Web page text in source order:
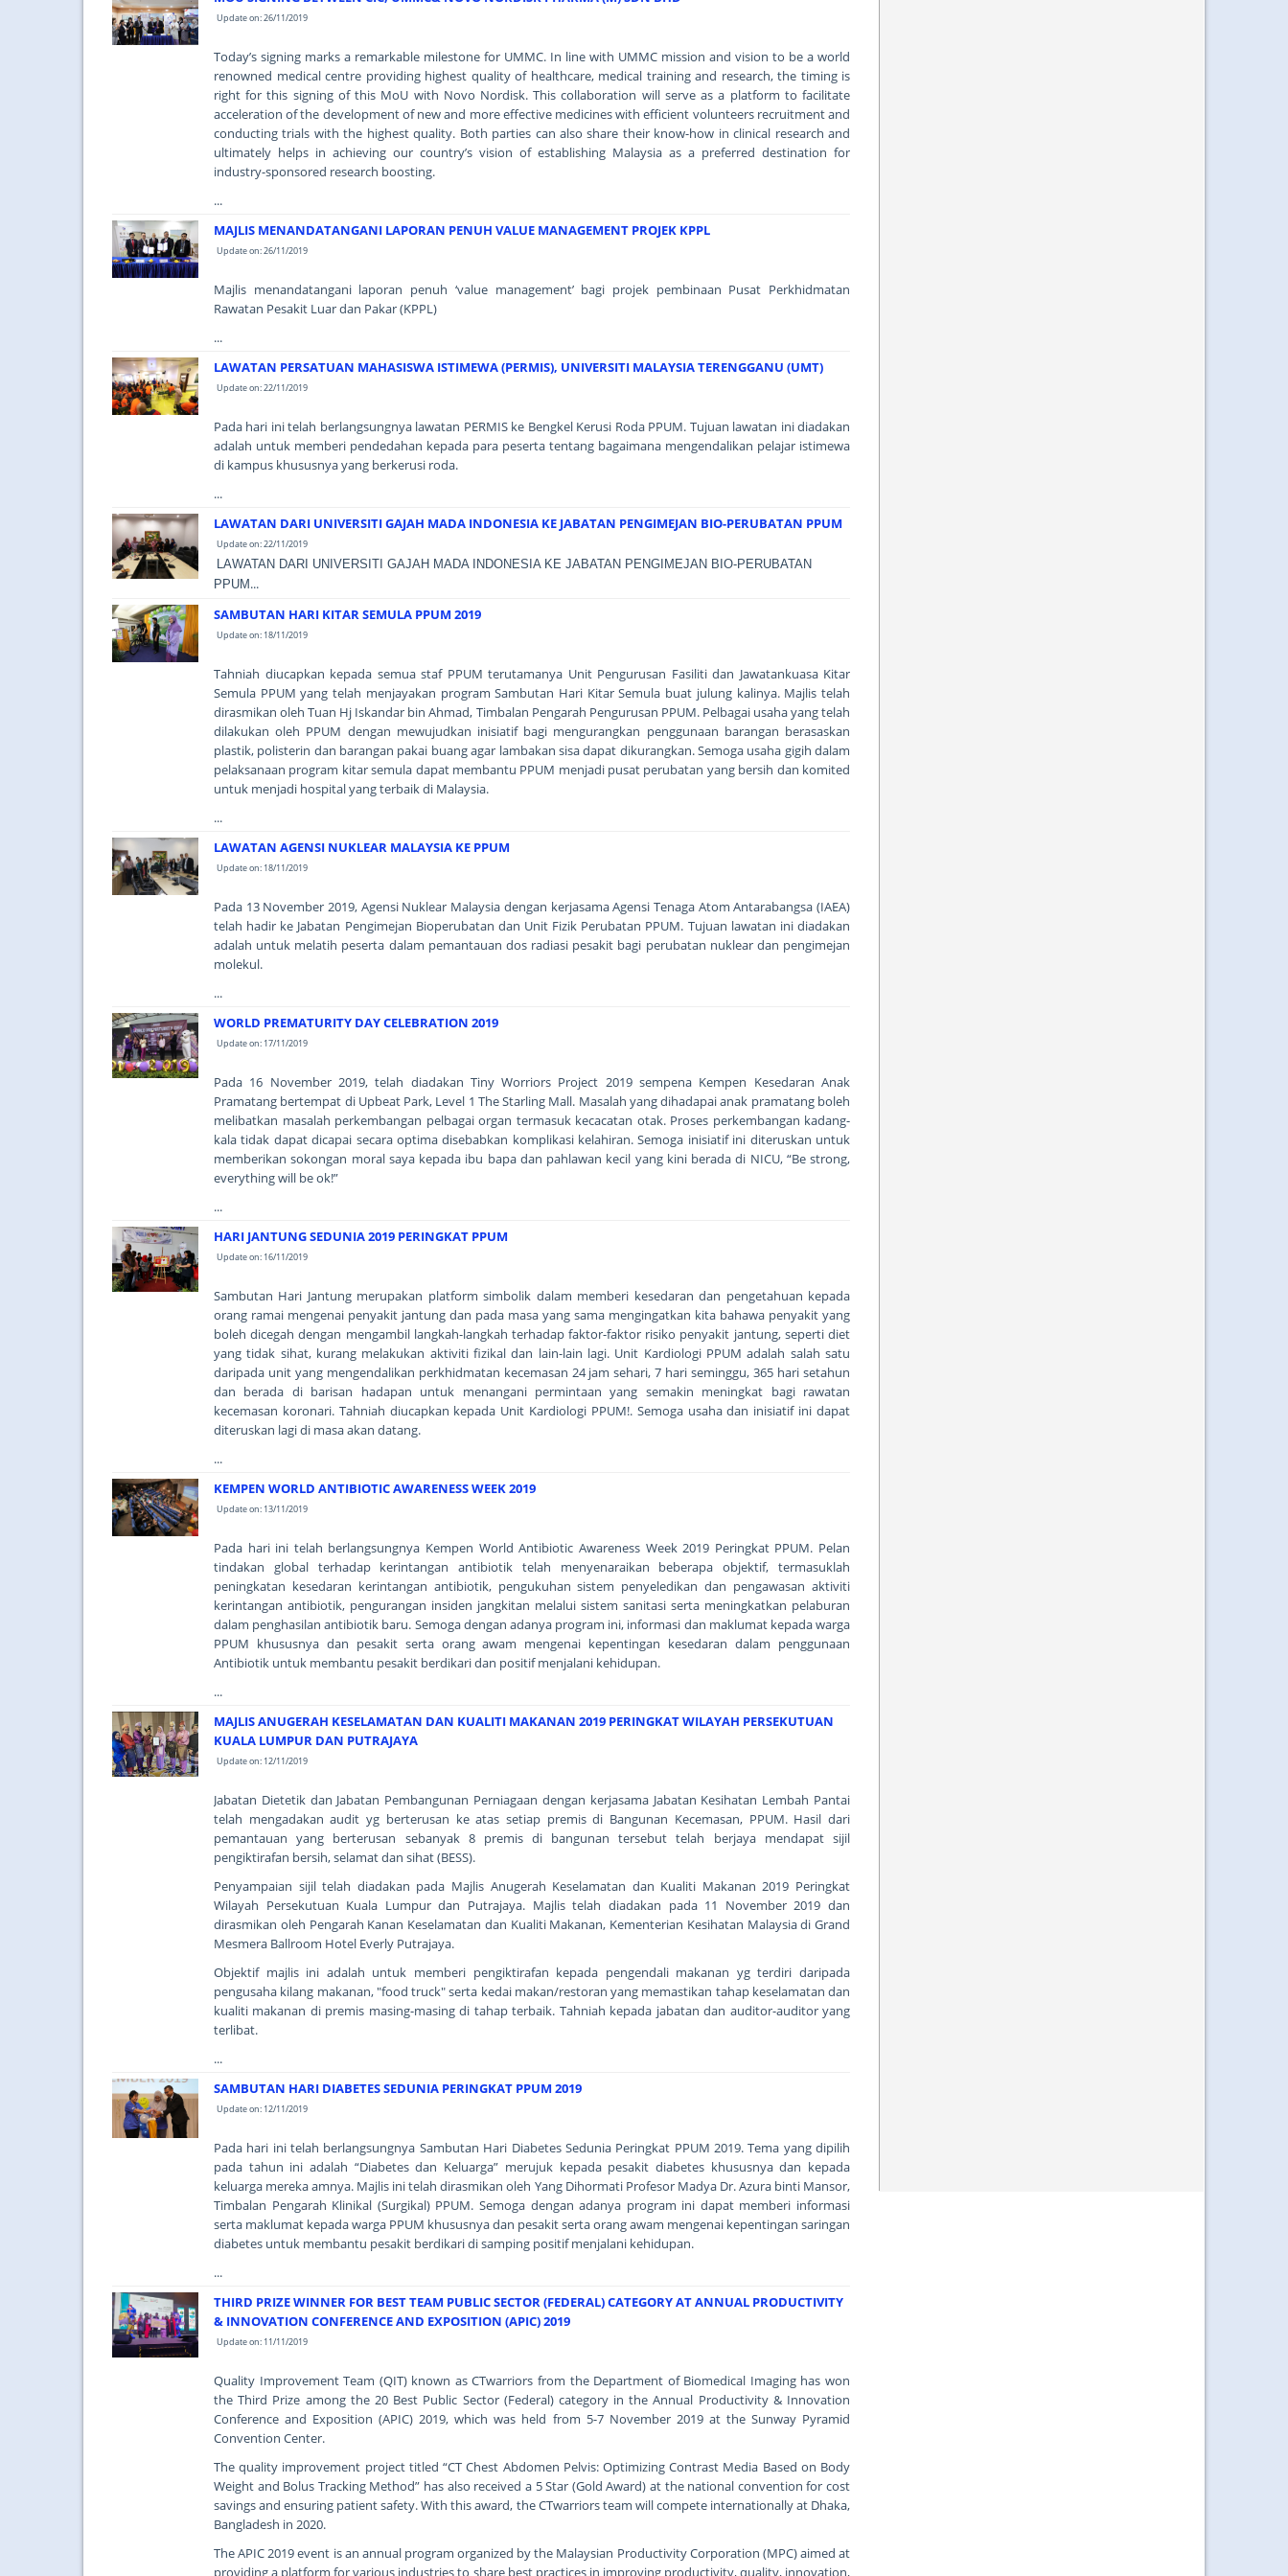
Update on: 26/11/2019
Today’s signing marks a remarkable milestone for UMMC. In line with UMMC mission and vision to be a world
renowned medical centre providing highest quality of healthcare, medical training and research, the timing is
right for this signing of this MoU with Novo Nordisk. This collaboration will serve as a platform to facilitate
acceleration of the development of new and more effective medicines with efficient volunteers recruitment and
conducting trials with the highest quality. Both parties can also share their know-how in clinical research and
ultimately helps in achieving our country’s vision of establishing Malaysia as a preferred destination for
industry-sponsored research boosting.
...
MAJLIS MENANDATANGANI LAPORAN PENUH VALUE MANAGEMENT PROJEK KPPL
Update on: 26/11/2019
Majlis menandatangani laporan penuh ‘value management’ bagi projek pembinaan Pusat Perkhidmatan
Rawatan Pesakit Luar dan Pakar (KPPL)
...
LAWATAN PERSATUAN MAHASISWA ISTIMEWA (PERMIS), UNIVERSITI MALAYSIA TERENGGANU (UMT)
Update on: 22/11/2019
Pada hari ini telah berlangsungnya lawatan PERMIS ke Bengkel Kerusi Roda PPUM. Tujuan lawatan ini diadakan
adalah untuk memberi pendedahan kepada para peserta tentang bagaimana mengendalikan pelajar istimewa
di kampus khususnya yang berkerusi roda.
...
LAWATAN DARI UNIVERSITI GAJAH MADA INDONESIA KE JABATAN PENGIMEJAN BIO-PERUBATAN PPUM
Update on: 22/11/2019
LAWATAN DARI UNIVERSITI GAJAH MADA INDONESIA KE JABATAN PENGIMEJAN BIO-PERUBATAN
PPUM ...
SAMBUTAN HARI KITAR SEMULA PPUM 2019
Update on: 18/11/2019
Tahniah diucapkan kepada semua staf PPUM terutamanya Unit Pengurusan Fasiliti dan Jawatankuasa Kitar
Semula PPUM yang telah menjayakan program Sambutan Hari Kitar Semula buat julung kalinya. Majlis telah
dirasmikan oleh Tuan Hj Iskandar bin Ahmad, Timbalan Pengarah Pengurusan PPUM. Pelbagai usaha yang telah
dilakukan oleh PPUM dengan mewujudkan inisiatif bagi mengurangkan penggunaan barangan berasaskan
plastik, polisterin dan barangan pakai buang agar lambakan sisa dapat dikurangkan. Semoga usaha gigih dalam
pelaksanaan program kitar semula dapat membantu PPUM menjadi pusat perubatan yang bersih dan komited
untuk menjadi hospital yang terbaik di Malaysia.
...
LAWATAN AGENSI NUKLEAR MALAYSIA KE PPUM
Update on: 18/11/2019
Pada 13 November 2019, Agensi Nuklear Malaysia dengan kerjasama Agensi Tenaga Atom Antarabangsa (IAEA)
telah hadir ke Jabatan Pengimejan Bioperubatan dan Unit Fizik Perubatan PPUM. Tujuan lawatan ini diadakan
adalah untuk melatih peserta dalam pemantauan dos radiasi pesakit bagi perubatan nuklear dan pengimejan
molekul.
...
WORLD PREMATURITY DAY CELEBRATION 2019
Update on: 17/11/2019
Pada 16 November 2019, telah diadakan Tiny Worriors Project 2019 sempena Kempen Kesedaran Anak
Pramatang bertempat di Upbeat Park, Level 1 The Starling Mall. Masalah yang dihadapai anak pramatang boleh
melibatkan masalah perkembangan pelbagai organ termasuk kecacatan otak. Proses perkembangan kadang-
kala tidak dapat dicapai secara optima disebabkan komplikasi kelahiran. Semoga inisiatif ini diteruskan untuk
memberikan sokongan moral saya kepada ibu bapa dan pahlawan kecil yang kini berada di NICU, “Be strong,
everything will be ok!”
...
HARI JANTUNG SEDUNIA 2019 PERINGKAT PPUM
Update on: 16/11/2019
Sambutan Hari Jantung merupakan platform simbolik dalam memberi kesedaran dan pengetahuan kepada
orang ramai mengenai penyakit jantung dan pada masa yang sama mengingatkan kita bahawa penyakit yang
boleh dicegah dengan mengambil langkah-langkah terhadap faktor-faktor risiko penyakit jantung, seperti diet
yang tidak sihat, kurang melakukan aktiviti fizikal dan lain-lain lagi. Unit Kardiologi PPUM adalah salah satu
daripada unit yang mengendalikan perkhidmatan kecemasan 24 jam sehari, 7 hari seminggu, 365 hari setahun
dan berada di barisan hadapan untuk menangani permintaan yang semakin meningkat bagi rawatan
kecemasan koronari. Tahniah diucapkan kepada Unit Kardiologi PPUM!. Semoga usaha dan inisiatif ini dapat
diteruskan lagi di masa akan datang.
...
KEMPEN WORLD ANTIBIOTIC AWARENESS WEEK 2019
Update on: 13/11/2019
Pada hari ini telah berlangsungnya Kempen World Antibiotic Awareness Week 2019 Peringkat PPUM. Pelan
tindakan global terhadap kerintangan antibiotik telah menyenaraikan beberapa objektif, termasuklah
peningkatan kesedaran kerintangan antibiotik, pengukuhan sistem penyeledikan dan pengawasan aktiviti
kerintangan antibiotik, pengurangan insiden jangkitan melalui sistem sanitasi serta meningkatkan pelaburan
dalam penghasilan antibiotik baru. Semoga dengan adanya program ini, informasi dan maklumat kepada warga
PPUM khususnya dan pesakit serta orang awam mengenai kepentingan kesedaran dalam penggunaan
Antibiotik untuk membantu pesakit berdikari dan positif menjalani kehidupan.
...
MAJLIS ANUGERAH KESELAMATAN DAN KUALITI MAKANAN 2019 PERINGKAT WILAYAH PERSEKUTUAN
KUALA LUMPUR DAN PUTRAJAYA
Update on: 12/11/2019
Jabatan Dietetik dan Jabatan Pembangunan Perniagaan dengan kerjasama Jabatan Kesihatan Lembah Pantai
telah mengadakan audit yg berterusan ke atas setiap premis di Bangunan Kecemasan, PPUM. Hasil dari
pemantauan yang berterusan sebanyak 8 premis di bangunan tersebut telah berjaya mendapat sijil
pengiktirafan bersih, selamat dan sihat (BESS).
Penyampaian sijil telah diadakan pada Majlis Anugerah Keselamatan dan Kualiti Makanan 2019 Peringkat
Wilayah Persekutuan Kuala Lumpur dan Putrajaya. Majlis telah diadakan pada 11 November 2019 dan
dirasmikan oleh Pengarah Kanan Keselamatan dan Kualiti Makanan, Kementerian Kesihatan Malaysia di Grand
Mesmera Ballroom Hotel Everly Putrajaya.
Objektif majlis ini adalah untuk memberi pengiktirafan kepada pengendali makanan yg terdiri daripada
pengusaha kilang makanan, "food truck" serta kedai makan/restoran yang memastikan tahap keselamatan dan
kualiti makanan di premis masing-masing di tahap terbaik. Tahniah kepada jabatan dan auditor-auditor yang
terlibat.
...
SAMBUTAN HARI DIABETES SEDUNIA PERINGKAT PPUM 2019
Update on: 12/11/2019
Pada hari ini telah berlangsungnya Sambutan Hari Diabetes Sedunia Peringkat PPUM 2019. Tema yang dipilih
pada tahun ini adalah “Diabetes dan Keluarga” merujuk kepada pesakit diabetes khususnya dan kepada
keluarga mereka amnya. Majlis ini telah dirasmikan oleh Yang Dihormati Profesor Madya Dr. Azura binti Mansor,
Timbalan Pengarah Klinikal (Surgikal) PPUM. Semoga dengan adanya program ini dapat memberi informasi
serta maklumat kepada warga PPUM khususnya dan pesakit serta orang awam mengenai kepentingan saringan
diabetes untuk membantu pesakit berdikari di samping positif menjalani kehidupan.
...
THIRD PRIZE WINNER FOR BEST TEAM PUBLIC SECTOR (FEDERAL) CATEGORY AT ANNUAL PRODUCTIVITY
& INNOVATION CONFERENCE AND EXPOSITION (APIC) 2019
Update on: 11/11/2019
Quality Improvement Team (QIT) known as CTwarriors from the Department of Biomedical Imaging has won
the Third Prize among the 20 Best Public Sector (Federal) category in the Annual Productivity & Innovation
Conference and Exposition (APIC) 2019, which was held from 5-7 November 2019 at the Sunway Pyramid
Convention Center.
The quality improvement project titled “CT Chest Abdomen Pelvis: Optimizing Contrast Media Based on Body
Weight and Bolus Tracking Method” has also received a 5 Star (Gold Award) at the national convention for cost
savings and ensuring patient safety. With this award, the CTwarriors team will compete internationally at Dhaka,
Bangladesh in 2020.
The APIC 2019 event is an annual program organized by the Malaysian Productivity Corporation (MPC) aimed at
providing a platform for various industries to share best practices in improving productivity, quality, innovation,